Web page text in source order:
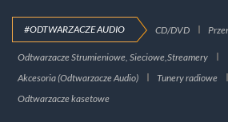
#ODTWARZACZE AUDIO CD/DVD
Odtwarzacze Strumieniowe, Sieciowe,Streamery
Akcesoria (Odtwarzacze Audio)
Tunery radiowe
Odtwarzacze kasetowe